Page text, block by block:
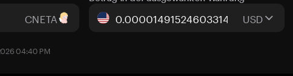
CNETA USD
04:40 PM